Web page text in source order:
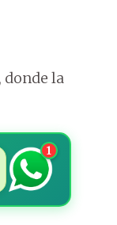
donde la
1